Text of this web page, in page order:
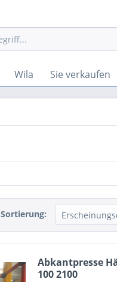
Wila Sie verkaufen
Sortierung:
Abkantpresse
100 2100